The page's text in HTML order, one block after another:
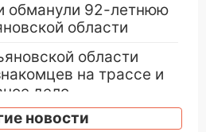
обманули 92-летнюю
области
области
на трассе и
дело
на 6 августа в
новости